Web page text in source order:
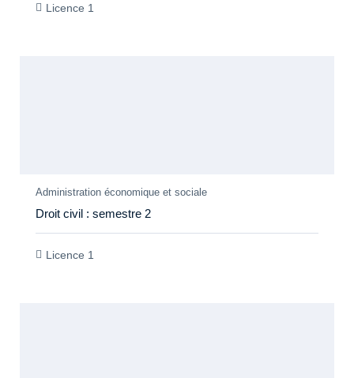
Licence 1
Administration économique et sociale
Droit civil : semestre 2
Licence 1